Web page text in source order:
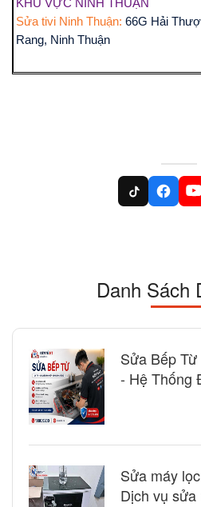
KHU VỰC NINH THUẬN
Sửa tivi Ninh Thuận: 66G Hải
Rang, Ninh Thuận
Danh Sách
Sửa Bếp
- Hệ Thống
Sửa máy
Dịch vụ